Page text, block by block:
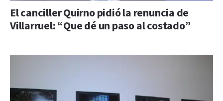
El canciller Quirno pidió la renuncia de
Villarruel: “Que dé un paso al costado”